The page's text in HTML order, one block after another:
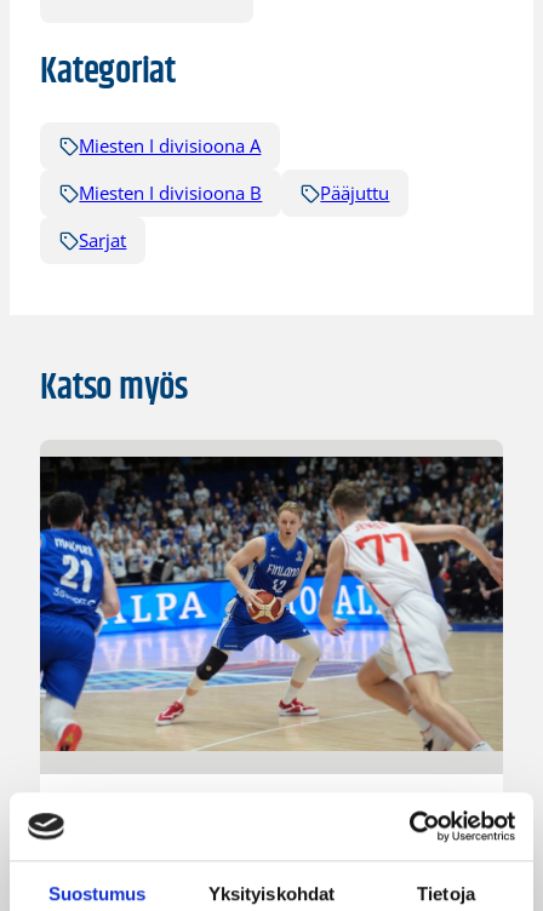
Suostumus Yksityiskohdat Tietoja
Kategoriat
Miesten I divisioona A
Miesten I divisioona B
Pääjuttu
Sarjat
Katso myös
Daniel Dolenc KTP-Basketin